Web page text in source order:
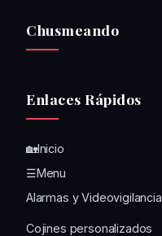
Chusmeando
Enlaces Rápidos
🏡Inicio
☰Menu
Alarmas y Videovigilancia
Cojines personalizados